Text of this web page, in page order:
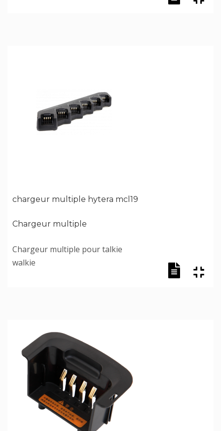
chargeur multiple hytera mcl19
Chargeur multiple
Chargeur multiple pour talkie
walkie